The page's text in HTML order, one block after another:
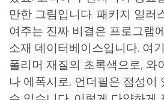
만한 그림입니다. 패키지 일러
여주는 진짜 비결은 프로그램
소재 데이터베이스입니다. 여
폴리머 재질의 초록색으로, 와
나 에폭시로, 언더필은 점성이